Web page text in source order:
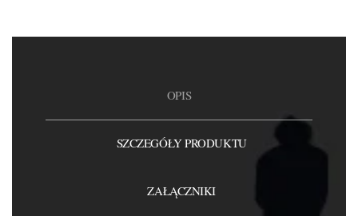
OPIS
SZCZEGÓŁY PRODUKTU
ZAŁĄCZNIKI